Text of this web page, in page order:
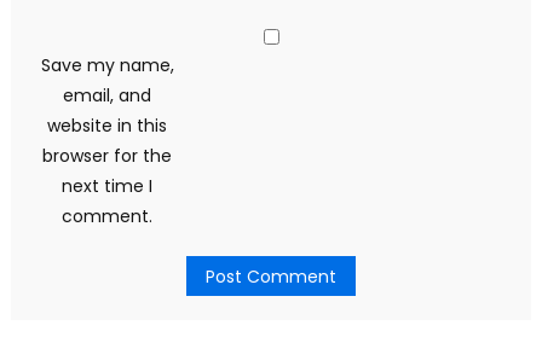
Save my name,
email, and
website in this
browser for the
next time I
comment.